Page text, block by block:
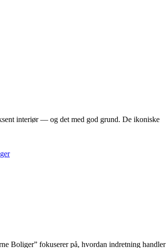
interiør — og det med god grund. De ikoniske
Boliger” fokuserer på, hvordan indretning handler